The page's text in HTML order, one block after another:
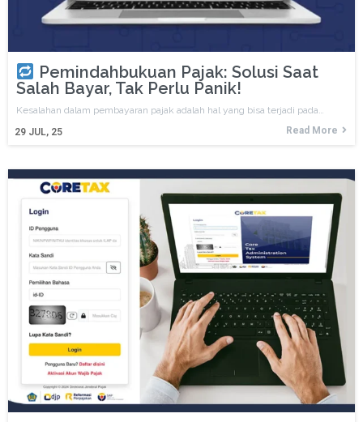
Pemindahbukuan Pajak: Solusi Saat
Salah Bayar, Tak Perlu Panik!
29 JUL, 25
Kesalahan dalam pembayaran pajak adalah hal yang bisa terjadi pada…
Read More